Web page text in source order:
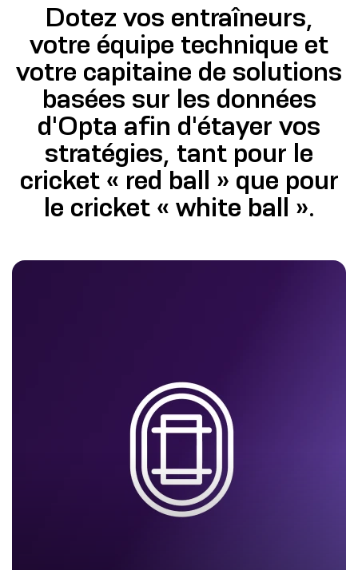
Dotez vos entraîneurs,
votre équipe technique et
votre capitaine de solutions
basées sur les données
d'Opta afin d'étayer vos
stratégies, tant pour le
cricket « red ball » que pour
le cricket « white ball ».